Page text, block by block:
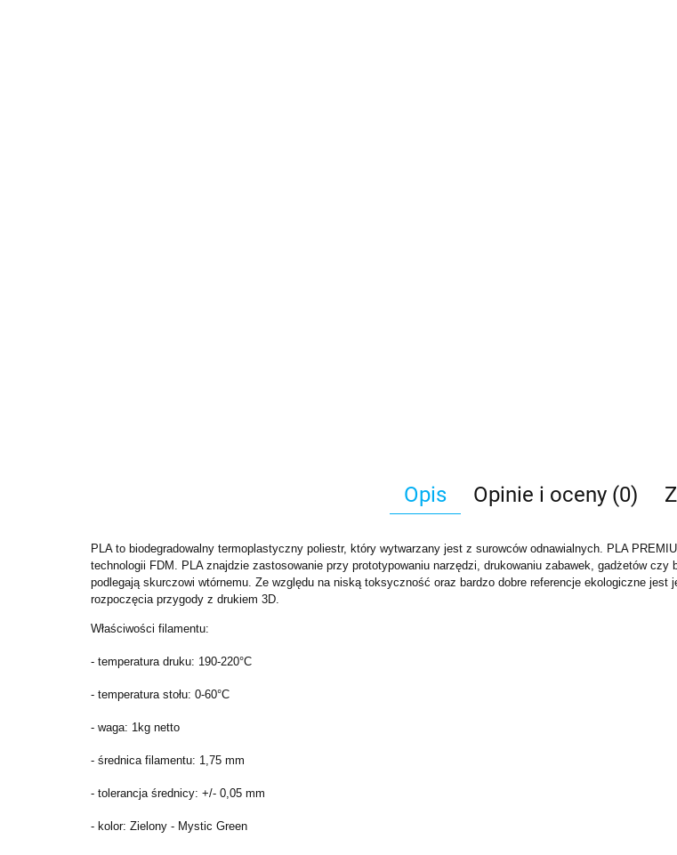
Opis Opinie i oceny (0)
PLA to biodegradowalny termoplastyczny poliestr, który wytwarzany jest z surowców odnawialnych. PLA
technologii FDM. PLA znajdzie zastosowanie przy prototypowaniu narzędzi, drukowaniu zabawek, gadżetów
podlegają skurczowi wtórnemu. Ze względu na niską toksyczność oraz bardzo dobre referencje ekologiczne
rozpoczęcia przygody z drukiem 3D.
Właściwości filamentu:
- temperatura druku: 190-220°C
- temperatura stołu: 0-60°C
- waga: 1kg netto
- średnica filamentu: 1,75 mm
- tolerancja średnicy: +/- 0,05 mm
- kolor: Zielony - Mystic Green